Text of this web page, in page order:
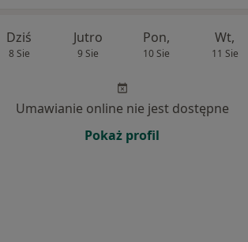
Dziś
8 Sie
Jutro
9 Sie
Pon,
10 Sie
Wt,
11 Sie
Umawianie online nie jest dostępne
Pokaż profil